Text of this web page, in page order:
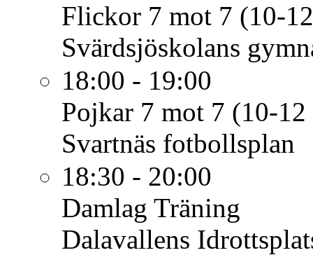
Flickor 7 mot 7 (10-
Svärdsjöskolans
18:00 - 19:00
Pojkar 7 mot 7 (10-12
Svartnäs fotbollsplan
18:30 - 20:00
Damlag Träning
Dalavallens